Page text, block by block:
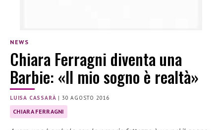
NEWS
Chiara Ferragni diventa una
Barbie: «Il mio sogno è realtà»
LUISA CASSARÀ | 30 AGOSTO 2016
CHIARA FERRAGNI